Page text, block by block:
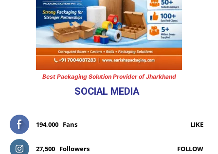
Best Packaging Solution Provider of Jharkhand
SOCIAL MEDIA
194,000 Fans LIKE
27,500 Followers FOLLOW